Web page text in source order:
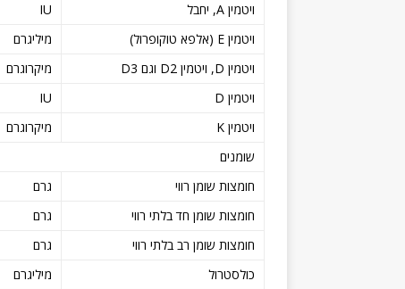
ויטמין A, יחבל
IU
ויטמין E (אלפא טוקופרול)
מיליגרם
ויטמין D, ויטמין D2 וגם D3
מיקרוגרם
ויטמין D
IU
ויטמין K
מיקרוגרם
שומנים
חומצות שומן רווי
גרם
חומצות שומן חד בלתי רווי
גרם
חומצות שומן רב בלתי רווי
גרם
כולסטרול
מיליגרם